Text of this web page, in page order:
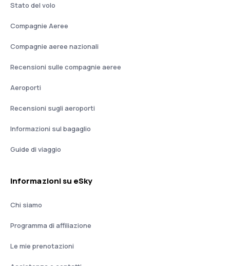
Stato del volo
Compagnie Aeree
Compagnie aeree nazionali
Recensioni sulle compagnie aeree
Aeroporti
Recensioni sugli aeroporti
Informazioni sul bagaglio
Guide di viaggio
Informazioni su eSky
Chi siamo
Programma di affiliazione
Le mie prenotazioni